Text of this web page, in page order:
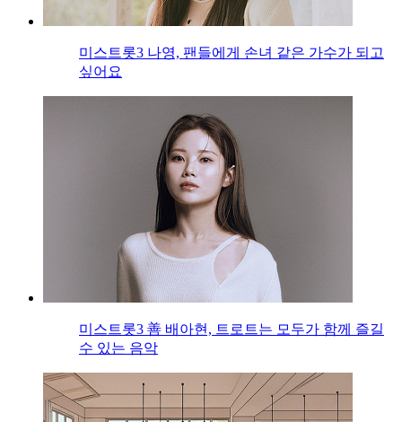
미스트롯3 나영, 팬들에게 손녀 같은 가수가 되고
싶어요
미스트롯3 善 배아현, 트로트는 모두가 함께 즐길
수 있는 음악